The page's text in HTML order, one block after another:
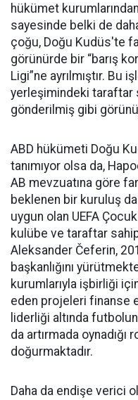
hükümet
sayesinde belki de
çoğu, Doğu Kudüs'te
görünürde bir “barış
Ligi”ne ayrılmıştır. Bu
yerleşimindeki taraftar
gönderilmiş gibi
ABD hükümeti Doğu
tanımıyor olsa da,
AB mevzuatına göre
beklenen bir kuruluş da
uygun olan UEFA
kulübe ve taraftar
Aleksander Čeferin,
başkanlığını
kurumlarıyla işbirliği
eden projeleri finanse
liderliği altında
da artırmada oynadığı
doğurmaktadır.
Daha da endişe verici